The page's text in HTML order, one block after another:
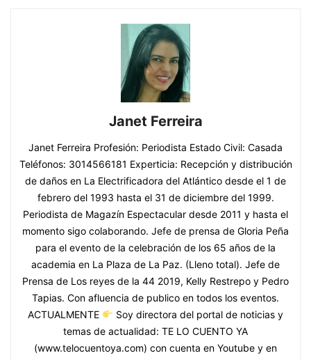
Janet Ferreira
Janet Ferreira Profesión: Periodista Estado Civil: Casada
Teléfonos: 3014566181 Experticia: Recepción y distribución
de daños en La Electrificadora del Atlántico desde el 1 de
febrero del 1993 hasta el 31 de diciembre del 1999.
Periodista de Magazín Espectacular desde 2011 y hasta el
momento sigo colaborando. Jefe de prensa de Gloria Peña
para el evento de la celebración de los 65 años de la
academia en La Plaza de La Paz. (Lleno total). Jefe de
Prensa de Los reyes de la 44 2019, Kelly Restrepo y Pedro
Tapias. Con afluencia de publico en todos los eventos.
ACTUALMENTE
Soy directora del portal de noticias y
temas de actualidad: TE LO CUENTO YA
(www.telocuentoya.com) con cuenta en Youtube y en